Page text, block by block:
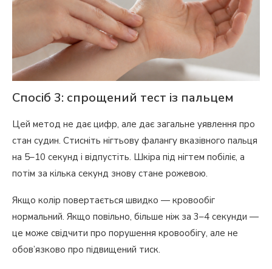
Спосіб 3: спрощений тест із пальцем
Цей метод не дає цифр, але дає загальне уявлення про
стан судин. Стисніть нігтьову фалангу вказівного пальця
на 5–10 секунд і відпустіть. Шкіра під нігтем побіліє, а
потім за кілька секунд знову стане рожевою.
Якщо колір повертається швидко — кровообіг
нормальний. Якщо повільно, більше ніж за 3–4 секунди —
це може свідчити про порушення кровообігу, але не
обов’язково про підвищений тиск.